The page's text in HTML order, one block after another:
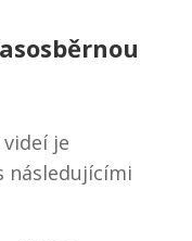
je
následujícími